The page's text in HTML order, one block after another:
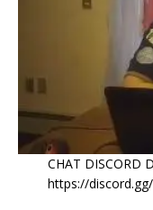
CHAT DISCORD
https://discord.gg/